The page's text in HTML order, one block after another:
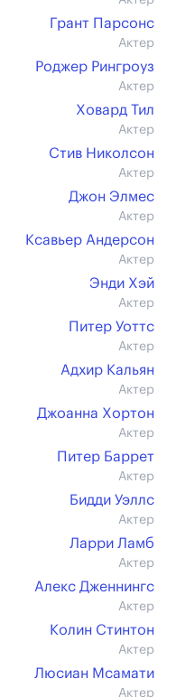
Грант Парсонс
Актер
Роджер Рингроуз
Актер
Ховард Тил
Актер
Стив Николсон
Актер
Джон Элмес
Актер
Ксавьер Андерсон
Актер
Энди Хэй
Актер
Питер Уоттс
Актер
Адхир Кальян
Актер
Джоанна Хортон
Актер
Питер Баррет
Актер
Бидди Уэллс
Актер
Ларри Ламб
Актер
Алекс Дженнингс
Актер
Колин Стинтон
Актер
Люсиан Мсамати
Актер